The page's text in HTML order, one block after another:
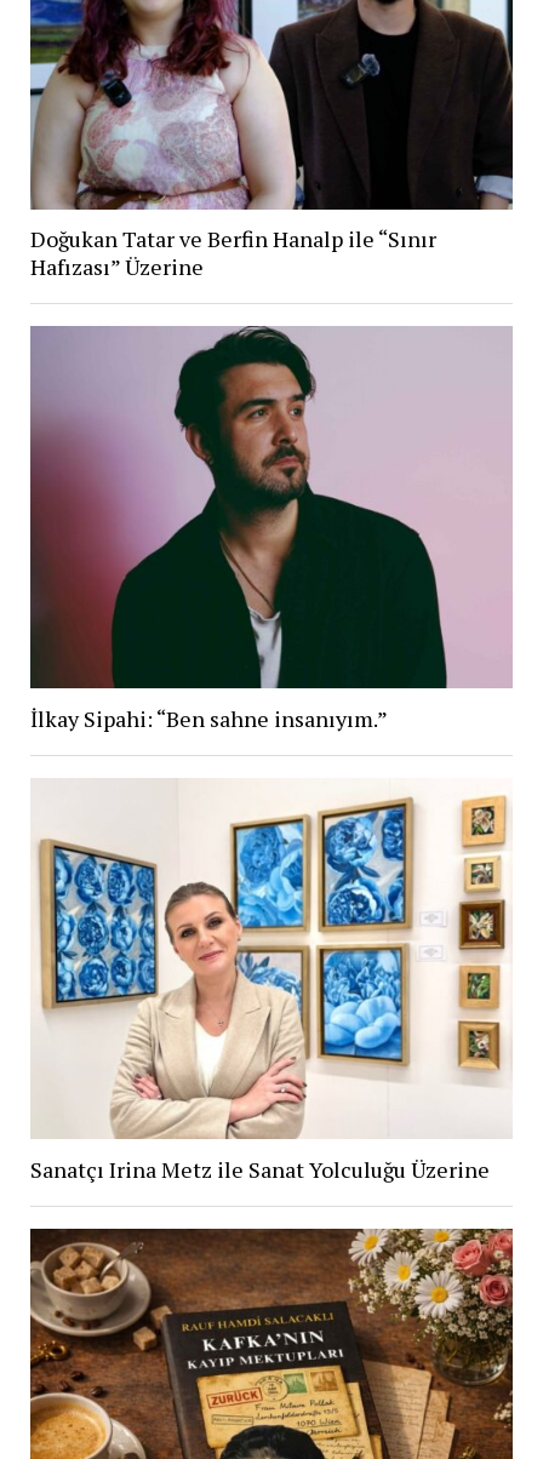
Doğukan Tatar ve Berfin Hanalp ile “Sınır
Hafızası” Üzerine
İlkay Sipahi: “Ben sahne insanıyım.”
Sanatçı Irina Metz ile Sanat Yolculuğu Üzerine